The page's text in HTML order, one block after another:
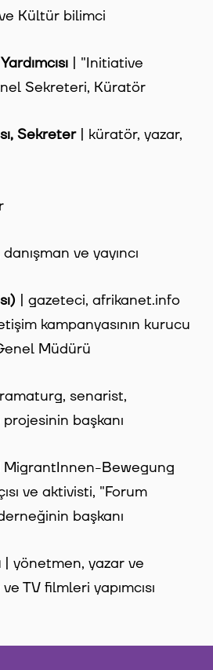
Kültür bilimci
| "Initiative
Sekreteri, Küratör
Sekreter| küratör, yazar,
ve yayıncı
| gazeteci, afrikanet.info
kampanyasının kurucu
Müdürü
senarist,
başkanı
MigrantInnen-Bewegung
ve aktivisti, "Forum
başkanı
| yönetmen, yazar ve
TV filmleri yapımcısı